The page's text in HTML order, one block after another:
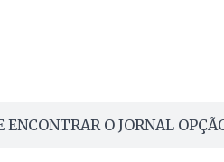
ENCONTRAR O JORNAL